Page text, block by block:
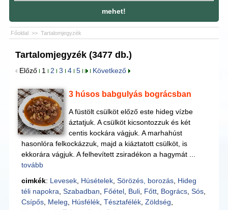
mehet!
Főoldal >> Tartalomjegyzék
Tartalomjegyzék (3477 db.)
Előző 1 2 3 4 5 Következő
3 húsos babgulyás bográcsban
A füstölt csülköt előző este hideg vízbe
áztatjuk. A csülköt kicsontozzuk és két
centis kockára vágjuk. A marhahúst
hasonlóra felkockázzuk, majd a kiáztatott csülköt, is
ekkorára vágjuk. A felhevített zsiradékon a hagymát ...
tovább
cimkék: Levesek, Húsételek, Sörözés, borozás, Hideg
téli napokra Szabadban Főétel, Buli, Főtt, Bogrács, Sós,
Csípős, Meleg Húsfélék, Tésztafélék, Zöldség